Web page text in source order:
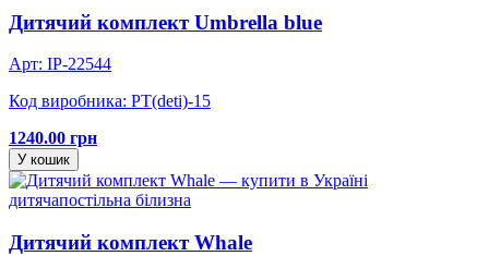
Дитячий комплект Umbrella blue
Арт: IP-22544
Код виробника: PT(deti)-15
1240.00 грн
У кошик
дитячапостільна білизна
Дитячий комплект Whale